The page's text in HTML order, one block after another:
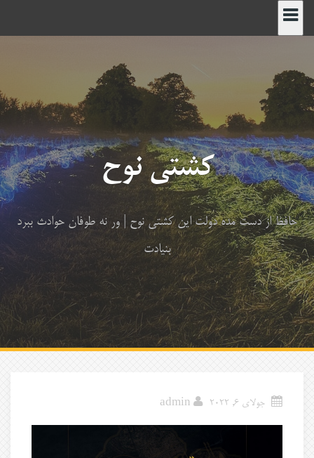
پرش
به
کشتی نوح
حافظ از دست مده دولت این کشتی نوح | ور نه طوفان حوادث ببرد
بنیادت
جولای 6, 2022 admin